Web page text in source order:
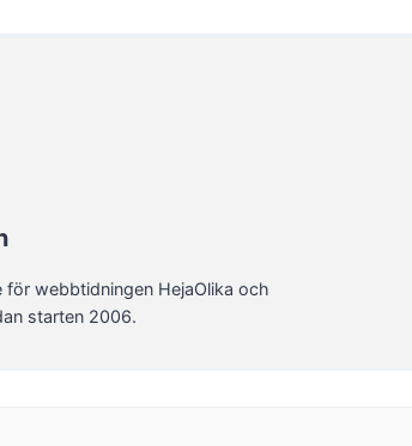
webbtidningen HejaOlika och
starten 2006.